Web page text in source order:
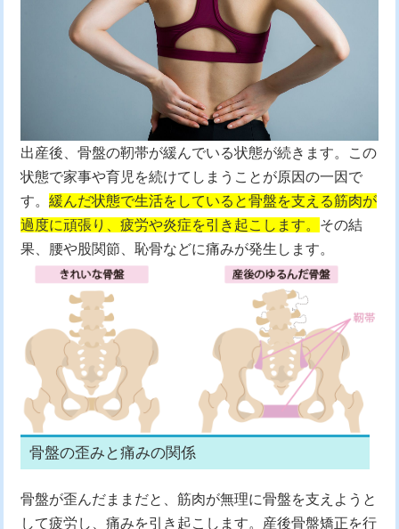
出産後、骨盤の靭帯が緩んでいる状態が続きます。この
状態で家事や育児を続けてしまうことが原因の一因で
す。緩んだ状態で生活をしていると骨盤を支える筋肉が
過度に頑張り、疲労や炎症を引き起こします。 その結
果、腰や股関節、恥骨などに痛みが発生します。
骨盤の歪みと痛みの関係
骨盤が歪んだままだと、筋肉が無理に骨盤を支えようと
して疲労し、痛みを引き起こします。産後骨盤矯正を行